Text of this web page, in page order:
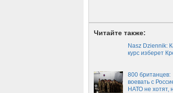
Читайте также:
Nasz Dziennik:
курс изберет
800 британцев:
воевать с
НАТО не хотят,